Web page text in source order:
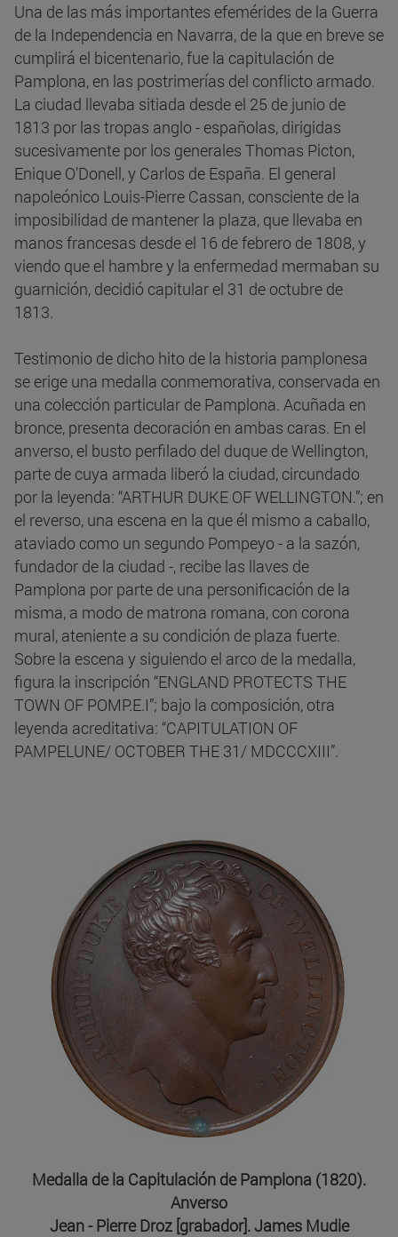
Una de las más importantes efemérides de la Guerra
de la Independencia en Navarra, de la que en breve se
cumplirá el bicentenario, fue la capitulación de
Pamplona, en las postrimerías del conflicto armado.
La ciudad llevaba sitiada desde el 25 de junio de
1813 por las tropas anglo - españolas, dirigidas
sucesivamente por los generales Thomas Picton,
Enique O’Donell, y Carlos de España. El general
napoleónico Louis-Pierre Cassan, consciente de la
imposibilidad de mantener la plaza, que llevaba en
manos francesas desde el 16 de febrero de 1808, y
viendo que el hambre y la enfermedad mermaban su
guarnición, decidió capitular el 31 de octubre de
1813.
Testimonio de dicho hito de la historia pamplonesa
se erige una medalla conmemorativa, conservada en
una colección particular de Pamplona. Acuñada en
bronce, presenta decoración en ambas caras. En el
anverso, el busto perfilado del duque de Wellington,
parte de cuya armada liberó la ciudad, circundado
por la leyenda: “ARTHUR DUKE OF WELLINGTON.”; en
el reverso, una escena en la que él mismo a caballo,
ataviado como un segundo Pompeyo - a la sazón,
fundador de la ciudad -, recibe las llaves de
Pamplona por parte de una personificación de la
misma, a modo de matrona romana, con corona
mural, ateniente a su condición de plaza fuerte.
Sobre la escena y siguiendo el arco de la medalla,
figura la inscripción “ENGLAND PROTECTS THE
TOWN OF POMP.E.I”; bajo la composición, otra
leyenda acreditativa: “CAPITULATION OF
PAMPELUNE/ OCTOBER THE 31/ MDCCCXIII”.
Medalla de la Capitulación de Pamplona (1820).
Anverso
Jean - Pierre Droz [grabador]. James Mudie